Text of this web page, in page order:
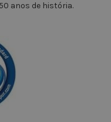
anos de história.